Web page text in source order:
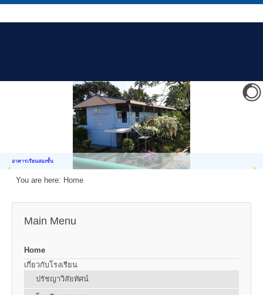
อาคารเรียนสองชั้น
You are here: Home
Main Menu
Home
เกี่ยวกับโรงเรียน
ปรัชญาวิสัยทัศน์